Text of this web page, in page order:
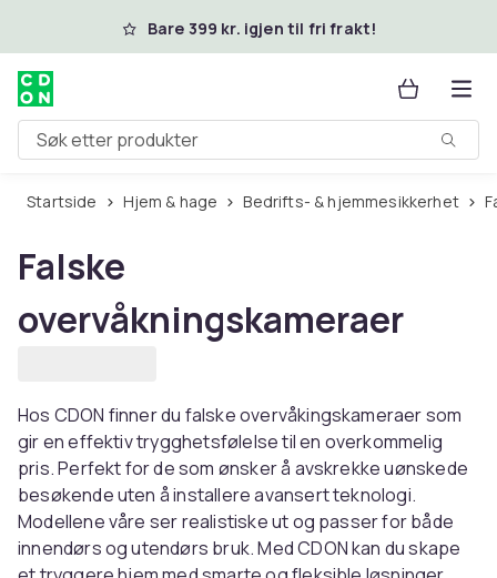
Hopp til hovedinnholdBare 399 kr. igjen til fri frakt!
Søk etter produkter
Startside Hjem & hage Bedrifts- & hjemmesikkerhet
Falske
overvåkningskameraer
Hos CDON finner du falske overvåkingskameraer som
gir en effektiv trygghetsfølelse til en overkommelig
pris. Perfekt for de som ønsker å avskrekke uønskede
besøkende uten å installere avansert teknologi.
Modellene våre ser realistiske ut og passer for både
innendørs og utendørs bruk. Med CDON kan du skape